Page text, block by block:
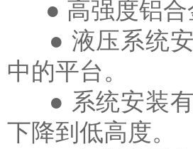
● 高强度铝合
● 液压系统安
中的平台。
● 系统安装有
下降到低高度。